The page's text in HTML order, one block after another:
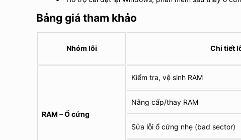
Bảng giá tham khảo
Nhóm lỗi Chi tiết
RAM – Ổ cứng
Kiểm tra, vệ sinh RAM
Nâng cấp/thay RAM
Sửa lỗi ổ cứng nhẹ (bad sector)